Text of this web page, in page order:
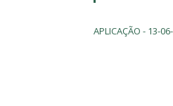
APLICAÇÃO - 13-